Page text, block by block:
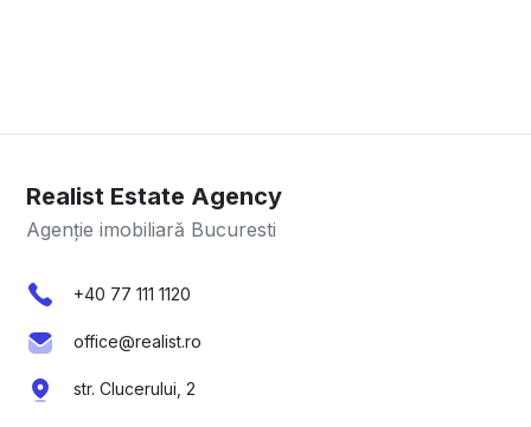
Realist Estate Agency
Agenție imobiliară Bucuresti
+40 77 111 1120
office@realist.ro
str. Clucerului, 2